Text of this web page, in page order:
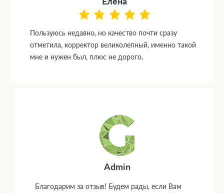
Пользуюсь недавно, но качество почти сразу
отметила, корректор великолепный, именно такой
мне и нужен был, плюс не дорого.
Admin
Благодарим за отзыв! Будем рады, если Вам